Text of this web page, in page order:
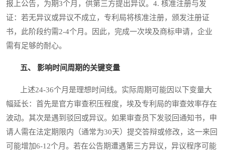
报上公告，为期3个月，供第三方提出异议。4. 核准注册与发
证：若无异议或异议不成立，专利局将核准注册，颁发注册证
书，此阶段约需2-4个月。因此，完成一次埃及商标申请，企业
需有足够的耐心。
五、 影响时间周期的关键变量
上述24-36个月是理想时间线。实际周期可能因以下变量大
幅延长：首先是官方审查积压程度，埃及专利局的审查效率存在
波动。其次是遇到驳回或异议。如果审查员下发驳回通知书，申
请人需在法定期限内（通常为30天）提交答辩或修改，这一来回
可能增加6-12个月。若在公告期遭遇第三方异议，异议程序可能